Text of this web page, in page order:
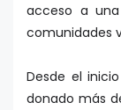
acceso a
comunidades
Desde el
donado más